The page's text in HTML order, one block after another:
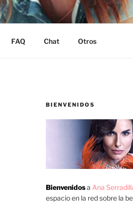
FAQ Chat Otros
BIENVENIDOS
Bienvenidosa Ana
espacio en la red sobre la